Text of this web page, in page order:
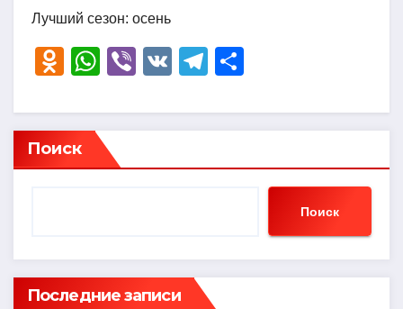
Лучший сезон: осень
O
n
o
kl
ni
ki
W
at
s
A
Vi
er
V
T
e
a
р
в
ть
Поиск
Поиск
Последние записи